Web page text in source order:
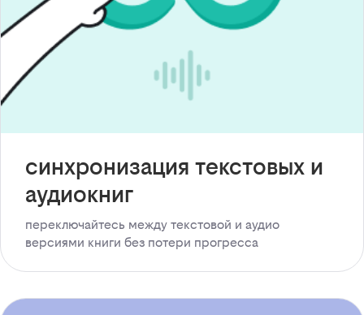
синхронизация текстовых и
аудиокниг
переключайтесь между текстовой и аудио
версиями книги без потери прогресса